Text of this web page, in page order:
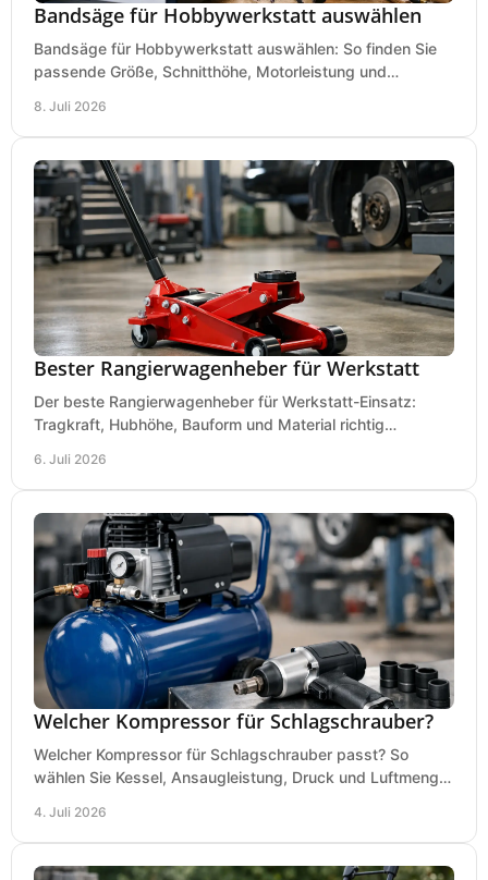
Bandsäge für Hobbywerkstatt auswählen
Bandsäge für Hobbywerkstatt auswählen: So finden Sie
passende Größe, Schnitthöhe, Motorleistung und
8. Juli 2026
Bester Rangierwagenheber für Werkstatt
Der beste Rangierwagenheber für Werkstatt-Einsatz:
Tragkraft, Hubhöhe, Bauform und Material richtig
6. Juli 2026
Welcher Kompressor für Schlagschrauber?
Welcher Kompressor für Schlagschrauber passt? So
wählen Sie Kessel, Ansaugleistung, Druck und Luftmenge
4. Juli 2026